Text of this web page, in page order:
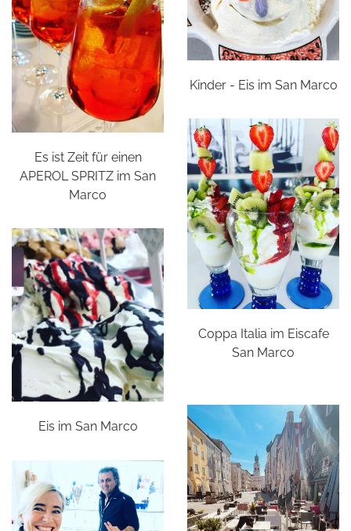
Kinder - Eis im San Marco
Es ist Zeit für einen
APEROL SPRITZ im San
Marco
Coppa Italia im Eiscafe
San Marco
Eis im San Marco